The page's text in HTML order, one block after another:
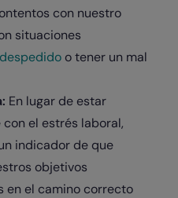
con nuestro
situaciones
despedido o tener un mal
En lugar de estar
el estrés laboral,
indicador de que
objetivos
en el camino correcto